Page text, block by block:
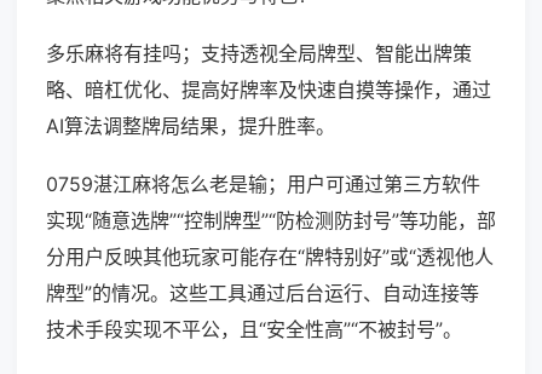
多乐麻将有挂吗；支持透视全局牌型、智能出牌策
略、暗杠优化、提高好牌率及快速自摸等操作，通过
AI算法调整牌局结果，提升胜率。
0759湛江麻将怎么老是输；用户可通过第三方软件
实现“随意选牌”“控制牌型”“防检测防封号”等功能，部
分用户反映其他玩家可能存在“牌特别好”或“透视他人
牌型”的情况。这些工具通过后台运行、自动连接等
技术手段实现不平公，且“安全性高”“不被封号”。